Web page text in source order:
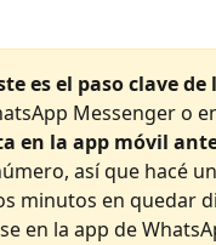
es el paso clave de
Messenger o
en la app móvil
así que hacé
minutos en quedar
en la app de